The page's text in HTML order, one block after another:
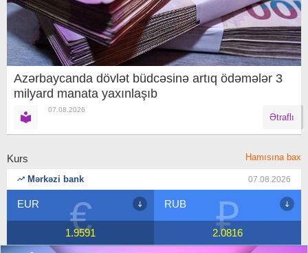
Azərbaycanda dövlət büdcəsinə artıq ödəmələr 3
milyard manata yaxınlaşıb
07.08.2026
Ətraflı
Kurs Hamısına bax
Mərkəzi bank 07.08.2026
€
EUR
1.9591 ₽
RUB
2.0816